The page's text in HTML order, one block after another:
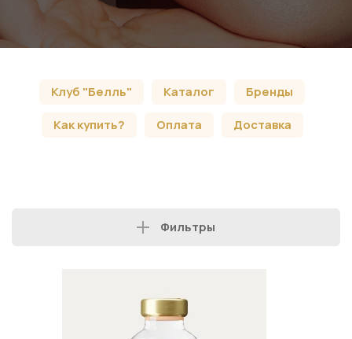
Клуб "Белль" Каталог
Бренды
Как купить?
Оплата Доставка
Фильтры